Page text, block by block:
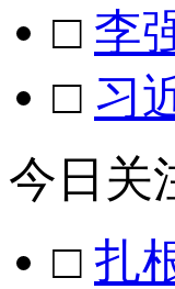
□ 李
□ 习
今日关
□ 扎